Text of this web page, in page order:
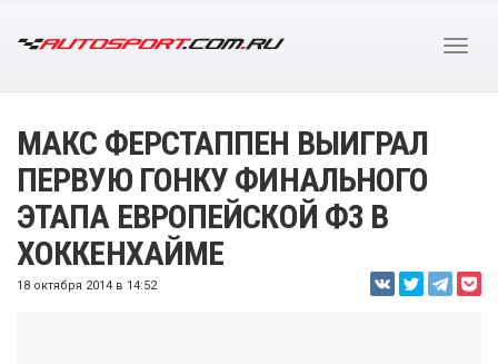
МАКС ФЕРСТАППЕН ВЫИГРАЛ
ПЕРВУЮ ГОНКУ ФИНАЛЬНОГО
ЭТАПА ЕВРОПЕЙСКОЙ Ф3 В
ХОККЕНХАЙМЕ
18 октября 2014 в 14:52